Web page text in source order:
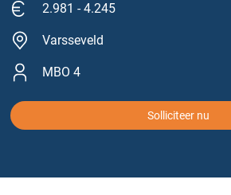
2.981 - 4.245
Varsseveld
MBO 4
Solliciteer nu